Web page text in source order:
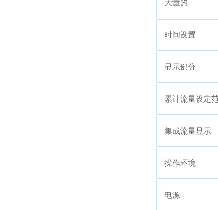
大量的
时间设置
显示部分
累计流量设定
集成流量显示
操作环境
电源